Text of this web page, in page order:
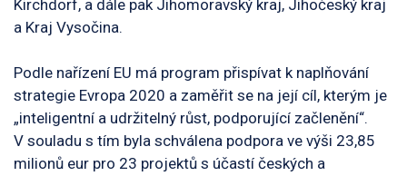
Kirchdorf, a dále pak Jihomoravský kraj, Jihočeský kraj
a Kraj Vysočina.
Podle nařízení EU má program přispívat k naplňování
strategie Evropa 2020 a zaměřit se na její cíl, kterým je
„inteligentní a udržitelný růst, podporující začlenění“.
V souladu s tím byla schválena podpora ve výši 23,85
milionů eur pro 23 projektů s účastí českých a